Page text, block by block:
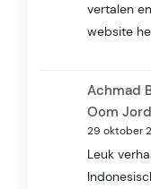
vertalen
website
Achmad
Oom
29 oktober
Leuk